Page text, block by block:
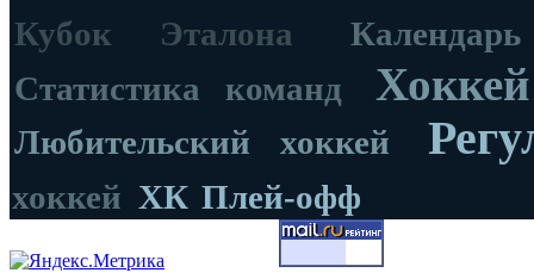
Кубок Эталона
Статистика команд
Любительский хоккей
хоккей ХК Плей-офф